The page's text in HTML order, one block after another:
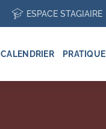
ESPACE STAGIAIRE
CALENDRIER PRATIQUE